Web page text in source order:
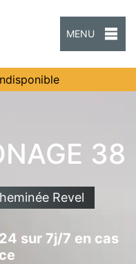
MENU
38
Revel
sur 7j/7 en cas